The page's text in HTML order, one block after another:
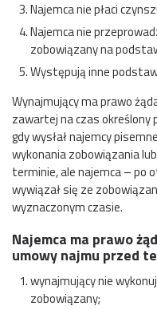
Najemca nie płaci
Najemca nie
zobowiązany na
Występują inne
Wynajmujący ma prawo
zawartej na czas
gdy wysłał najemcy
wykonania zobowiązania
terminie, ale najemca – po
wywiązał się ze
wyznaczonym czasie.
Najemca ma prawo
umowy najmu przed
wynajmujący nie
zobowiązany;